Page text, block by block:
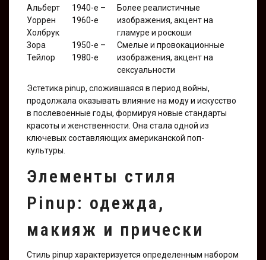
Альберт
Уоррен
Холбрук
1940-е –
1960-е
Более реалистичные
изображения, акцент на
гламуре и роскоши
Зора
Тейлор
1950-е –
1980-е
Смелые и провокационные
изображения, акцент на
сексуальности
Эстетика pinup, сложившаяся в период войны,
продолжала оказывать влияние на моду и искусство
в послевоенные годы, формируя новые стандарты
красоты и женственности. Она стала одной из
ключевых составляющих американской поп-
культуры.
Элементы стиля
Pinup: одежда,
макияж и прически
Стиль pinup характеризуется определенным набором